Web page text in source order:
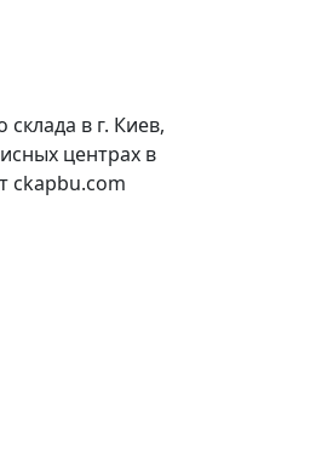
в г. Киев,
центрах в
ckapbu.com